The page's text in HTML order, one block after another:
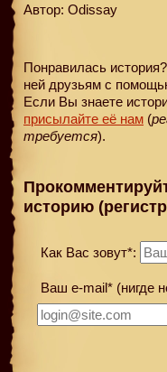
Автор: Odissay
Понравилась
ней друзьям с
Если Вы знаете
присылайте её нам (
требуется).
историю
Как Вас зовут*:
Ваш e-mail* (нигде